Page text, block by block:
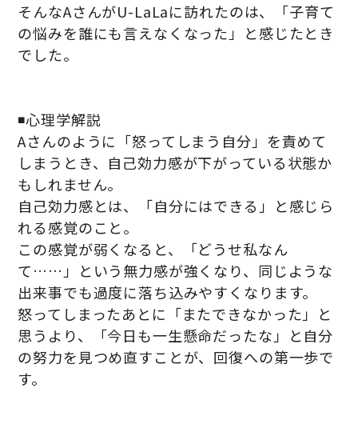
そんなAさんがU-LaLaに訪れたのは、「子育て
の悩みを誰にも言えなくなった」と感じたとき
でした。
◾️心理学解説
Aさんのように「怒ってしまう自分」を責めて
しまうとき、自己効力感が下がっている状態か
もしれません。
自己効力感とは、「自分にはできる」と感じら
れる感覚のこと。
この感覚が弱くなると、「どうせ私なん
て……」という無力感が強くなり、同じような
出来事でも過度に落ち込みやすくなります。
怒ってしまったあとに「またできなかった」と
思うより、「今日も一生懸命だったな」と自分
の努力を見つめ直すことが、回復への第一歩で
す。